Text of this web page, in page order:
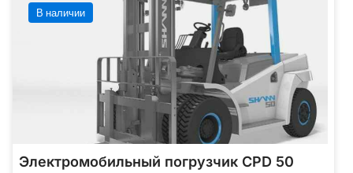
В наличии
Электромобильный погрузчик CPD 50